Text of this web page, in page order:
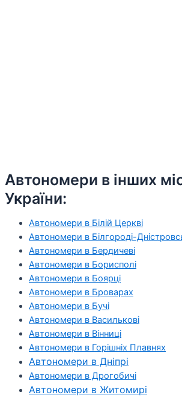
Автономери в інших
України:
Автономери в Білій Церкві
Автономери в Білгороді-
Автономери в Бердичеві
Автономери в Борисполі
Автономери в Боярці
Автономери в Броварах
Автономери в Бучі
Автономери в Василькові
Автономери в Вінниці
Автономери в Горішніх Плавнях
Автономери в Дніпрі
Автономери в Дрогобичі
Автономери в Житомирі